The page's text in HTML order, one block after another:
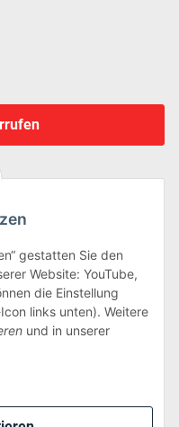
gestatten Sie den
Website: YouTube,
die Einstellung
links unten). Weitere
und in unserer